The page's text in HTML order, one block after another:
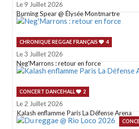
Le 9 Juillet 2026
Burning Spear @ Élysée Montmartre
CHRONIQUE REGGAE FRANÇAIS 4
Le 3 Juillet 2026
Neg'Marrons : retour en force
CONCERT DANCEHALL 2
Le 2 Juillet 2026
Kalash enflamme Paris La Défense Arena